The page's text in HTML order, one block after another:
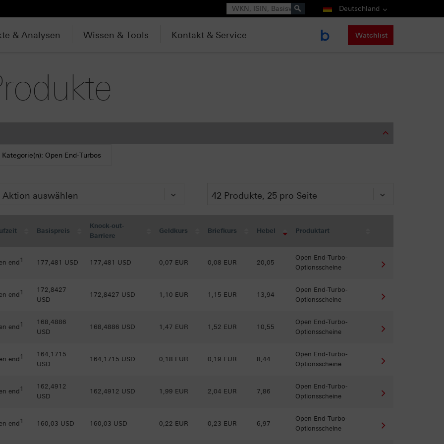
Suche Deutschland
& Analysen Wissen & Tools Kontakt & Service Watchlist
Kategorie(n): Open End-Turbos
Basispreis
Knock-out-
Barriere
Geldkurs Briefkurs Hebel Produktart
end1 177,481 USD 177,481 USD 0,07 EUR 0,08 EUR 20,05
Open End-Turbo-
Optionsscheine
end1
172,8427
USD
172,8427 USD 1,10 EUR 1,15 EUR 13,94
Open End-Turbo-
Optionsscheine
end1
168,4886
USD
168,4886 USD 1,47 EUR 1,52 EUR 10,55
Open End-Turbo-
Optionsscheine
end1
164,1715
USD
164,1715 USD 0,18 EUR 0,19 EUR 8,44
Open End-Turbo-
Optionsscheine
end1
162,4912
USD
162,4912 USD 1,99 EUR 2,04 EUR 7,86
Open End-Turbo-
Optionsscheine
end1 160,03 USD 160,03 USD 0,22 EUR 0,23 EUR 6,97
Open End-Turbo-
Optionsscheine